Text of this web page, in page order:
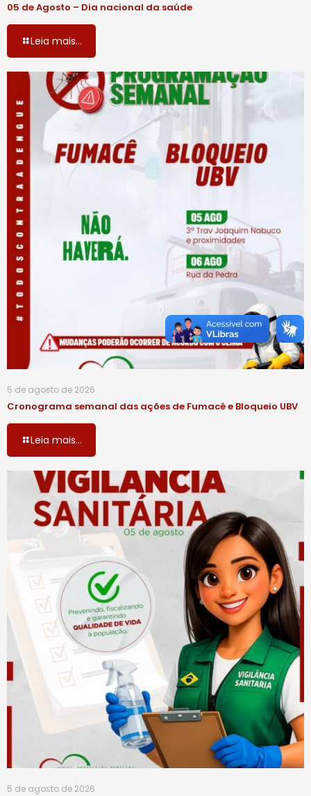
05 de Agosto – Dia nacional da saúde
Leia mais...
5 de agosto de 2026
Cronograma semanal das ações de Fumacê e Bloqueio UBV
Leia mais...
5 de agosto de 2026